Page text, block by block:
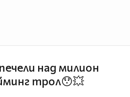
над милион
трол😯💥